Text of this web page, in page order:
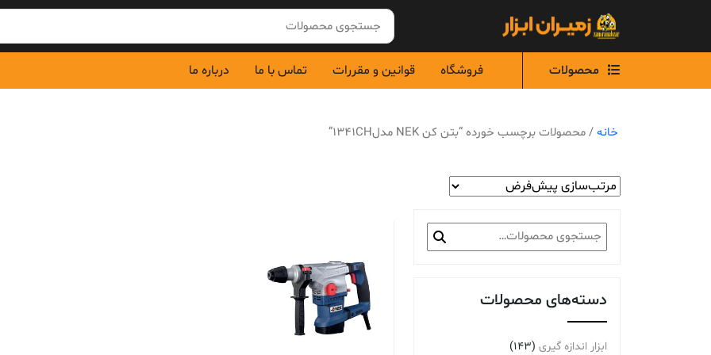
محصولات
فروشگاه قوانین و مقررات تماس با ما درباره ما
خانه/ محصولات برچسب خورده “بتن کن NEK مدل1341CH”
جستجو
برای:
دسته‌های محصولات
ابزار اندازه گیری (143)